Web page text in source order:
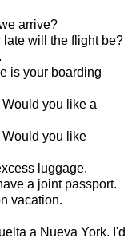
arrive?
will the flight be?
is your boarding
you like a
you like
luggage.
a joint passport.
vacation.
a Nueva York. I'd